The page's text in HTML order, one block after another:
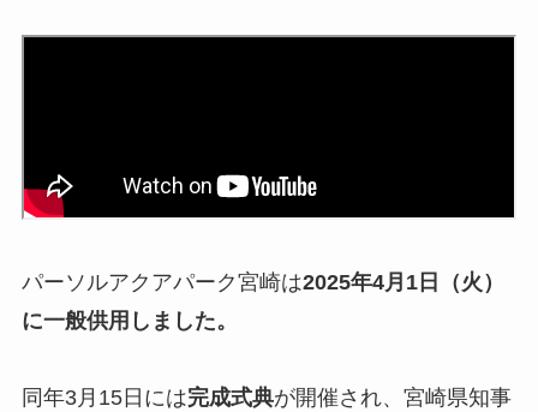
パーソルアクアパーク宮崎は2025年4月1日（火）
に一般供用しました。
同年3月15日には完成式典が開催され、宮崎県知事